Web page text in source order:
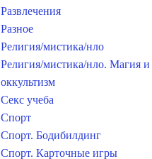
Развлечения
Разное
Религия/мистика/нло
Религия/мистика/нло. Магия и
оккультизм
Секс учеба
Спорт
Спорт. Бодибилдинг
Спорт. Карточные игры